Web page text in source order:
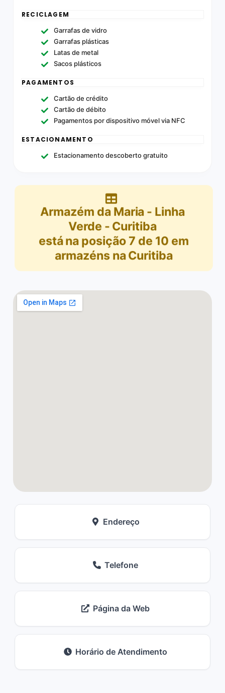
RECICLAGEM
Garrafas de vidro
Garrafas plásticas
Latas de metal
Sacos plásticos
PAGAMENTOS
Cartão de crédito
Cartão de débito
Pagamentos por dispositivo móvel via NFC
ESTACIONAMENTO
Estacionamento descoberto gratuito
Armazém da Maria - Linha
Verde - Curitiba
está na posição7 de 10 em
armazéns na Curitiba
Endereço
Telefone
Página da Web
Horário de Atendimento